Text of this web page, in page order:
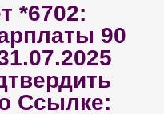
*6702:
90
Ссылке: